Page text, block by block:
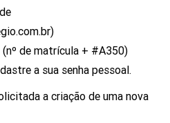
de matrícula + #A350)
a sua senha pessoal.
a criação de uma nova